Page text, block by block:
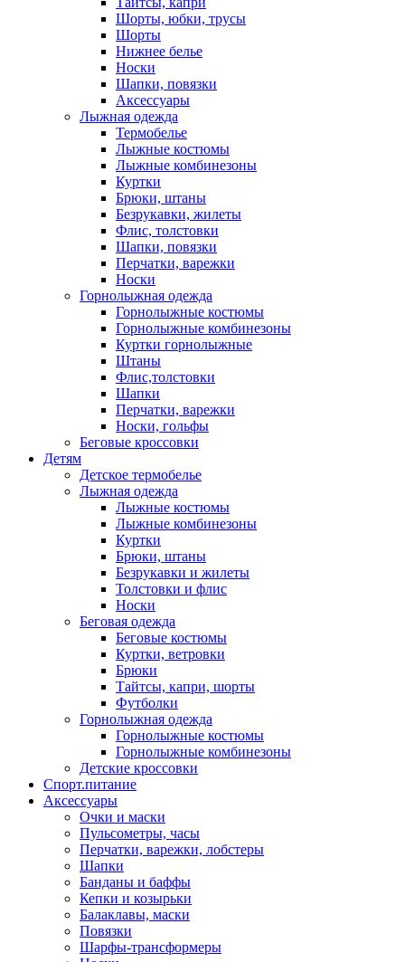
Шорты, юбки, трусы
Шорты
Нижнее белье
Носки
Шапки, повязки
Аксессуары
Лыжная одежда
Термобелье
Лыжные костюмы
Лыжные комбинезоны
Куртки
Брюки, штаны
Безрукавки, жилеты
Флис, толстовки
Шапки, повязки
Перчатки, варежки
Носки
Горнолыжная одежда
Горнолыжные костюмы
Горнолыжные комбинезоны
Куртки горнолыжные
Штаны
Флис,толстовки
Шапки
Перчатки, варежки
Носки, гольфы
Беговые кроссовки
Детям
Детское термобелье
Лыжная одежда
Лыжные костюмы
Лыжные комбинезоны
Куртки
Брюки, штаны
Безрукавки и жилеты
Толстовки и флис
Носки
Беговая одежда
Беговые костюмы
Куртки, ветровки
Брюки
Тайтсы, капри, шорты
Футболки
Горнолыжная одежда
Горнолыжные костюмы
Горнолыжные комбинезоны
Детские кроссовки
Спорт.питание
Аксессуары
Очки и маски
Пульсометры, часы
Перчатки, варежки, лобстеры
Шапки
Банданы и баффы
Кепки и козырьки
Балаклавы, маски
Повязки
Шарфы-трансформеры